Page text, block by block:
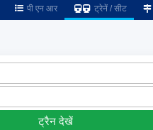
पी एन आर ट्रेनें / सीट
ट्रैन देखें